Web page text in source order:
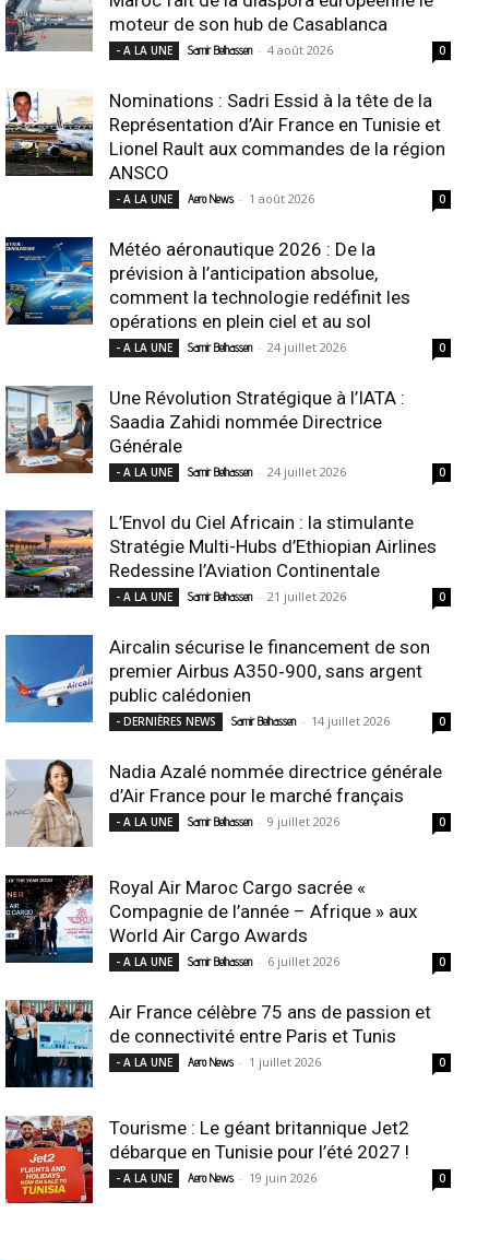
moteur de son hub de Casablanca
- A LA UNE Samir Belhassen - 4 août 2026 0
Nominations : Sadri Essid à la tête de la
Représentation d’Air France en Tunisie et
Lionel Rault aux commandes de la région
ANSCO
- A LA UNE Aero News - 1 août 2026 0
Météo aéronautique 2026 : De la
prévision à l’anticipation absolue,
comment la technologie redéfinit les
opérations en plein ciel et au sol
- A LA UNE Samir Belhassen - 24 juillet 2026 0
Une Révolution Stratégique à l’IATA :
Saadia Zahidi nommée Directrice
Générale
- A LA UNE Samir Belhassen - 24 juillet 2026 0
L’Envol du Ciel Africain : la stimulante
Stratégie Multi-Hubs d’Ethiopian Airlines
Redessine l’Aviation Continentale
- A LA UNE Samir Belhassen - 21 juillet 2026 0
Aircalin sécurise le financement de son
premier Airbus A350‑900, sans argent
public calédonien
- DERNIÈRES NEWS Samir Belhassen - 14 juillet 2026 0
Nadia Azalé nommée directrice générale
d’Air France pour le marché français
- A LA UNE Samir Belhassen - 9 juillet 2026 0
Royal Air Maroc Cargo sacrée «
Compagnie de l’année – Afrique » aux
World Air Cargo Awards
- A LA UNE Samir Belhassen - 6 juillet 2026 0
Air France célèbre 75 ans de passion et
de connectivité entre Paris et Tunis
- A LA UNE Aero News - 1 juillet 2026 0
Tourisme : Le géant britannique Jet2
débarque en Tunisie pour l’été 2027 !
- A LA UNE Aero News - 19 juin 2026 0